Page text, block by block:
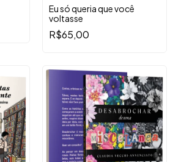
Eu só queria que você
voltasse
R$65,00